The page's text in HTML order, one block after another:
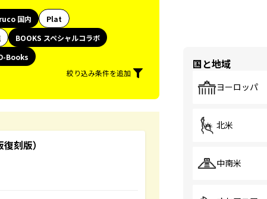
国内
Plat
BOOKS スペシャルコラボ
Books
絞り込み条件を追加
刻版）
国と地域
ヨーロッパ
北米
中南米